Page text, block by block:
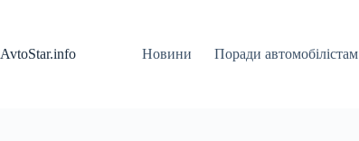
AvtoStar.info
Новини Поради автомобілістам